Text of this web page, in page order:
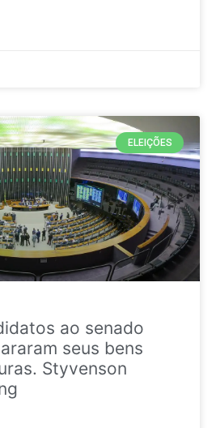
ELEIÇÕES
ao senado
seus bens
Styvenson